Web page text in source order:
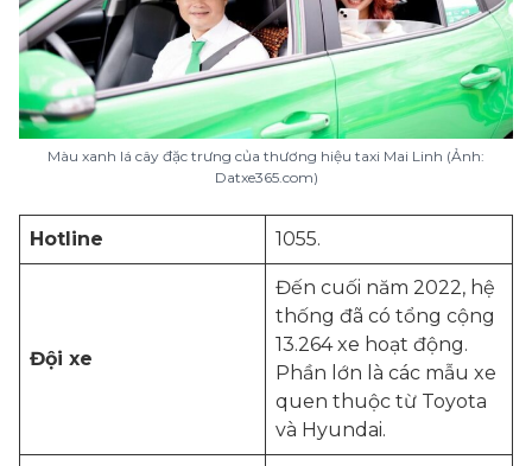
Màu xanh lá cây đặc trưng của thương hiệu taxi Mai Linh (Ảnh:
Datxe365.com)
Hotline 1055.
Đội xe
Đến cuối năm 2022, hệ
thống đã có tổng cộng
13.264 xe hoạt động.
Phần lớn là các mẫu xe
quen thuộc từ Toyota
và Hyundai.